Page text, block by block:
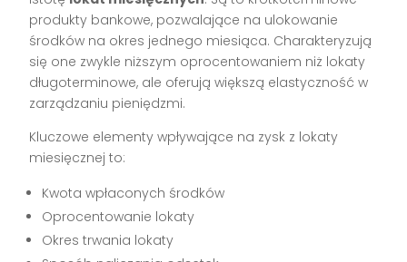
produkty bankowe, pozwalające na ulokowanie
środków na okres jednego miesiąca. Charakteryzują
się one zwykle niższym oprocentowaniem niż lokaty
długoterminowe, ale oferują większą elastyczność w
zarządzaniu pieniędzmi.
Kluczowe elementy wpływające na zysk z lokaty
miesięcznej to:
Kwota wpłaconych środków
Oprocentowanie lokaty
Okres trwania lokaty